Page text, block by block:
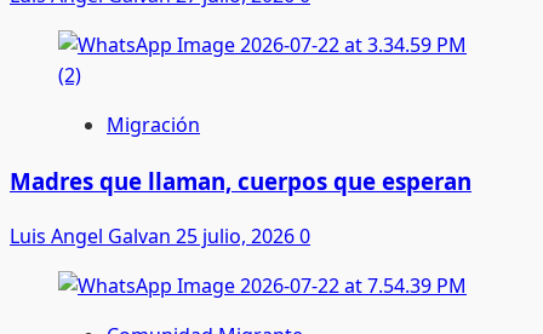
Migración
Madres que llaman, cuerpos que esperan
Luis Angel Galvan 25 julio, 20260